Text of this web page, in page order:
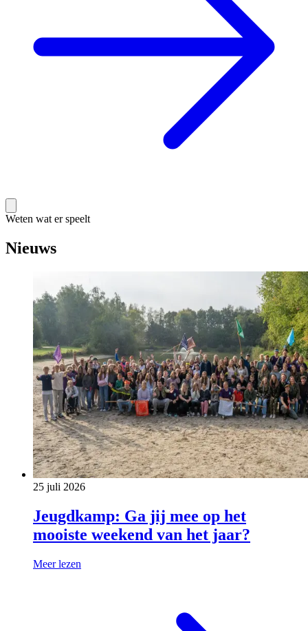
Weten wat er speelt
Nieuws
25 juli 2026
Jeugdkamp: Ga jij mee op het
mooiste weekend van het jaar?
Meer lezen